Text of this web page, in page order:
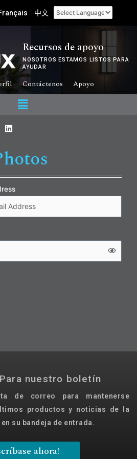
中文
Recursos de apoyo
NOSOTROS ESTAMOS LISTOS PARA
AYUDAR
Contáctenos Apoyo
Para nuestro boletín
de correo para mantenerse
productos y noticias de la
su bandeja de entrada.
ahora!
empresa
favor seleccione)
para que Emaux
use mis datos